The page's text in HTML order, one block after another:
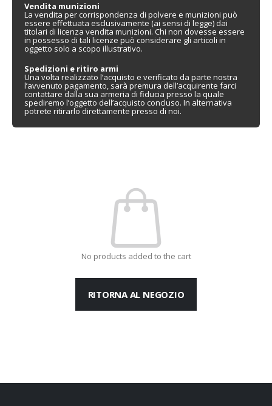
Vendita munizioni
La vendita per corrispondenza di polvere e munizioni può
essere effettuata esclusivamente (ai sensi di legge) dai
titolari di licenza vendita munizioni. Chi non dovesse essere
in possesso di tali licenze può considerare gli articoli in
oggetto solo a scopo illustrativo.
Spedizioni e ritiro armi
Una volta realizzato l’acquisto e verificato da parte nostra
l’avvenuto pagamento, sarà premura dell’acquirente farci
contattare dalla sua armeria di fiducia presso la quale
spediremo l’oggetto dell’acquisto concluso. In alternativa
potrete ritirarlo direttamente presso di noi.
No products added to the cart
RITORNA AL NEGOZIO